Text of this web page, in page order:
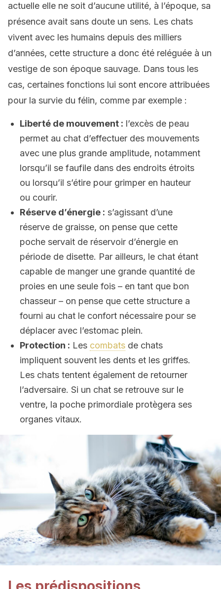
actuelle elle ne soit d’aucune utilité, à l’époque, sa
présence avait sans doute un sens. Les chats
vivent avec les humains depuis des milliers
d’années, cette structure a donc été reléguée à un
vestige de son époque sauvage. Dans tous les
cas, certaines fonctions lui sont encore attribuées
pour la survie du félin, comme par exemple :
Liberté de mouvement : l’excès de peau
permet au chat d’effectuer des mouvements
avec une plus grande amplitude, notamment
lorsqu’il se faufile dans des endroits étroits
ou lorsqu’il s’étire pour grimper en hauteur
ou courir.
Réserve d’énergie : s’agissant d’une
réserve de graisse, on pense que cette
poche servait de réservoir d’énergie en
période de disette. Par ailleurs, le chat étant
capable de manger une grande quantité de
proies en une seule fois – en tant que bon
chasseur – on pense que cette structure a
fourni au chat le confort nécessaire pour se
déplacer avec l’estomac plein.
Protection : Les combats de chats
impliquent souvent les dents et les griffes.
Les chats tentent également de retourner
l’adversaire. Si un chat se retrouve sur le
ventre, la poche primordiale protègera ses
organes vitaux.